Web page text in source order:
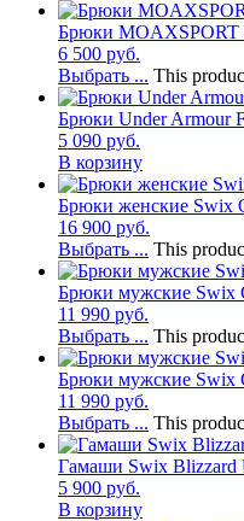
Брюки MOAXSPORT
6 500 руб.
Выбрать ... This
Брюки Under Armour
5 090 руб.
В корзину
Брюки женские Swix
16 900 руб.
Выбрать ... This
Брюки мужские Swix
11 990 руб.
Выбрать ... This
Брюки мужские Swix
11 990 руб.
Выбрать ... This
Гамаши Swix Blizzard
5 900 руб.
В корзину